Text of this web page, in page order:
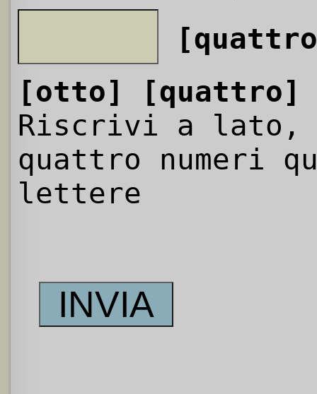
[otto]
[quattro]
Riscrivi a
quattro numeri
lettere